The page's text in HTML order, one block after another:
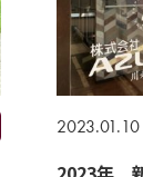
2023.01.10